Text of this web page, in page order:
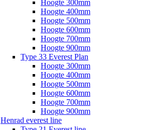
Hoogte 300mm
Hoogte 400mm
Hoogte 500mm
Hoogte 600mm
Hoogte 700mm
Hoogte 900mm
Type 33 Everest Plan
Hoogte 300mm
Hoogte 400mm
Hoogte 500mm
Hoogte 600mm
Hoogte 700mm
Hoogte 900mm
Henrad everest line